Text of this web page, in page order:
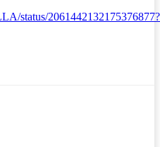
status/2061442132175376877?